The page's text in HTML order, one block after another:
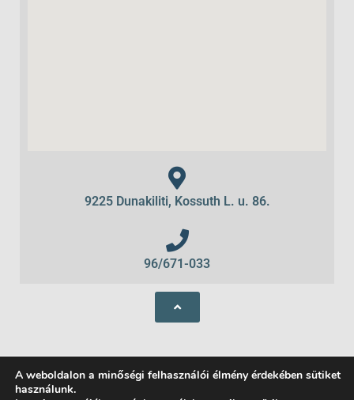
9225 Dunakiliti, Kossuth L. u. 86.
96/671-033
A weboldalon a minőségi felhasználói élmény érdekében sütiket
használunk.